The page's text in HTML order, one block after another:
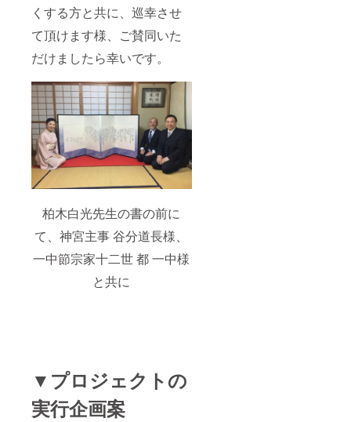
くする方と共に、巡幸させ
て頂けます様、ご賛同いた
だけましたら幸いです。
柏木白光先生の書の前に
て、神宮主事 谷分道長様、
一中節宗家十二世 都 一中様
と共に
▼プロジェクトの
実行企画案